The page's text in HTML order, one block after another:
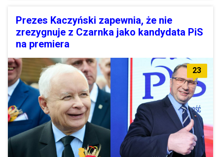
Prezes Kaczyński zapewnia, że nie
zrezygnuje z Czarnka jako kandydata PiS
na premiera
23